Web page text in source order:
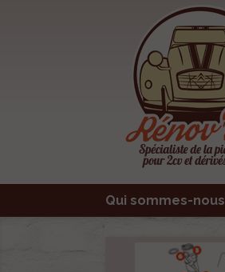
Qui sommes-nous